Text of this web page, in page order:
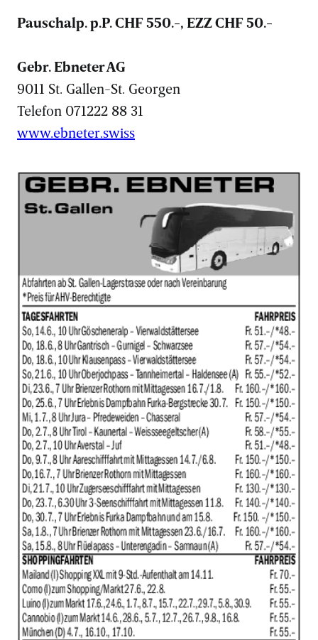
Pauschalp. p.P. CHF 550.-, EZZ CHF 50.-
Gebr. Ebneter AG
9011 St. Gallen-St. Georgen
Telefon 071222 88 31
www.ebneter.swiss